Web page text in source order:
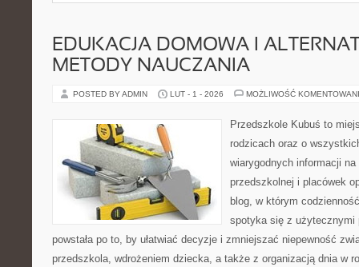
EDUKACJA DOMOWA I
METODY NAUCZANIA
POSTED BY ADMIN LUT - 1 - 2026 MOŻLIWOŚĆ
Przedszkole Kubuś to
rodzicach oraz o
wiarygodnych informacji
przedszkolnej i placówek
blog, w którym
spotyka się z użytecznymi
powstała po to, by ułatwiać decyzje i zmniejszać niepewność
przedszkola, wdrożeniem dziecka, a także z organizacją dnia w